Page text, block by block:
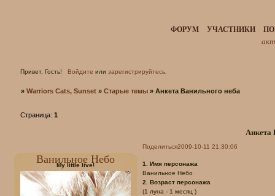
ФОРУМ УЧАСТНИКИ
Привет, Гость! Войдите или зарегистрируйтесь.
»Warriors Cats, Sunset »Старые темы »Анкета Ванильного неба
Анкета
Страница:1
Поделиться2009-10-11 21:30:06
Ванильное Небо
My little live!
1. Имя персонажа
Ванильное Небо
2. Возраст персонажа
(1 луна - 1 месяц )